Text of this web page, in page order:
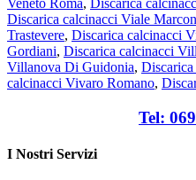
Discarica calcinacci Viale
Trastevere, Discarica calcinacci
Gordiani, Discarica calcinacci
Villanova Di Guidonia,
calcinacci Vivaro Romano,
Tel:
I Nostri Servizi